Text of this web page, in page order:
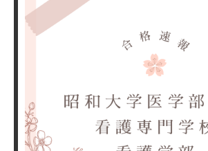
学習指導
インフォメーション